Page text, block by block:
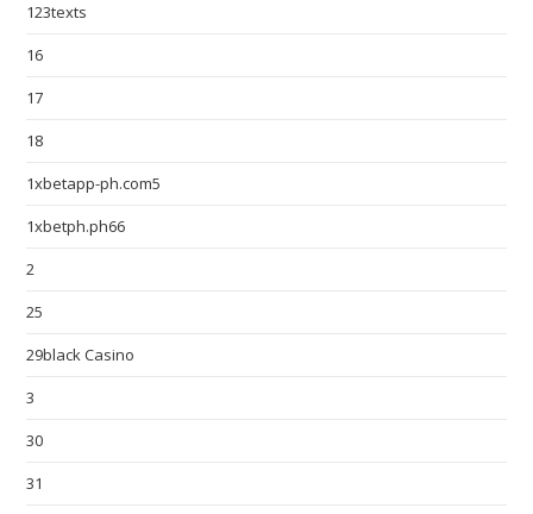
123texts
16
17
18
1xbetapp-ph.com5
1xbetph.ph66
2
25
29black Casino
3
30
31